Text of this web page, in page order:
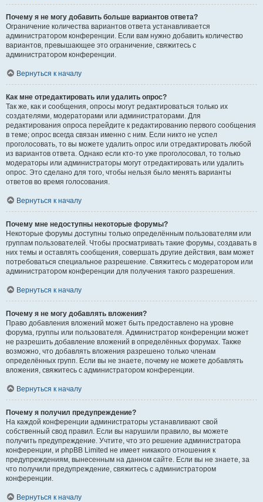
Почему я не могу добавить больше вариантов ответа?
Ограничение количества вариантов ответа устанавливается
администратором конференции. Если вам нужно добавить количество
вариантов, превышающее это ограничение, свяжитесь с
администратором конференции.
Вернуться к началу
Как мне отредактировать или удалить опрос?
Так же, как и сообщения, опросы могут редактироваться только их
создателями, модераторами или администраторами. Для
редактирования опроса перейдите к редактированию первого сообщения
в теме; опрос всегда связан именно с ним. Если никто не успел
проголосовать, то вы можете удалить опрос или отредактировать любой
из вариантов ответа. Однако если кто-то уже проголосовал, то только
модераторы или администраторы могут отредактировать или удалить
опрос. Это сделано для того, чтобы нельзя было менять варианты
ответов во время голосования.
Вернуться к началу
Почему мне недоступны некоторые форумы?
Некоторые форумы доступны только определённым пользователям или
группам пользователей. Чтобы просматривать такие форумы, создавать в
них темы и оставлять сообщения, совершать другие действия, вам может
потребоваться специальное разрешение. Свяжитесь с модератором или
администратором конференции для получения такого разрешения.
Вернуться к началу
Почему я не могу добавлять вложения?
Право добавления вложений может быть предоставлено на уровне
форума, группы или пользователя. Администратор конференции может
не разрешить добавление вложений в определённых форумах. Также
возможно, что добавлять вложения разрешено только членам
определённых групп. Если вы не знаете, почему не можете добавлять
вложения, свяжитесь с администратором конференции.
Вернуться к началу
Почему я получил предупреждение?
На каждой конференции администраторы устанавливают свой
собственный свод правил. Если вы нарушили правило, вы можете
получить предупреждение. Учтите, что это решение администратора
конференции, и phpBB Limited не имеет никакого отношения к
предупреждениям, вынесенным на данном сайте. Если вы не знаете, за
что получили предупреждение, свяжитесь с администратором
конференции.
Вернуться к началу